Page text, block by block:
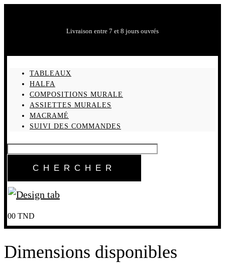
Livraison entre 7 et 8 jours ouvrés
TABLEAUX
HALFA
COMPOSITIONS MURALE
ASSIETTES MURALES
MACRAMÉ
SUIVI DES COMMANDES
00 TND
Dimensions disponibles